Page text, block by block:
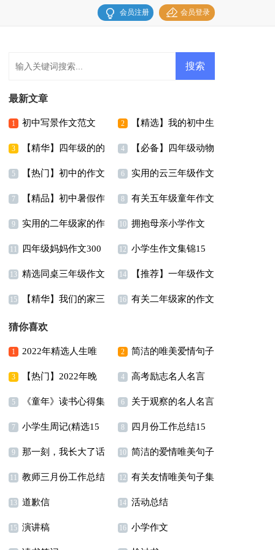
会员登录
会员注册
最新文章
1 初中写景作文范文 2 【精选】我的初中生
活作文汇总六篇
3 【精华】四年级的的
暑假作文四篇
4 【必备】四年级动物
作文汇总五篇
5 【热门】初中的作文
300字合集十篇
6 实用的云三年级作文
300字合集五篇
7 【精品】初中暑假作
文汇总9篇
8 有关五年级童年作文
合集8篇
9 实用的二年级家的作
文合集6篇
10 拥抱母亲小学作文
11 四年级妈妈作文300
字汇编5篇
12 小学生作文集锦15
篇
13 精选同桌三年级作文
300字汇总5篇
14 【推荐】一年级作文
汇总七篇
15 【精华】我们的家三
年级作文汇编5篇
16 有关二年级家的作文
猜你喜欢
1 2022年精选人生唯
美的句子锦集89条
2 简洁的唯美爱情句子
合集78条
3 【热门】2022年晚
安朋友圈问候语集合41
句
4 高考励志名人名言
5 《童年》读书心得集
合15篇
6 关于观察的名人名言
6篇
7 小学生周记(精选15
篇)
8 四月份工作总结15
篇
9 那一刻，我长大了话
题作文11篇
10 简洁的爱情唯美句子
合集46条
11 教师三月份工作总结
14篇
12 有关友情唯美句子集
锦36句
13 道歉信 14 活动总结
15 演讲稿 16 小学作文